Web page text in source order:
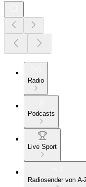
Radio
Podcasts
Live Sport
Radiosender von A-